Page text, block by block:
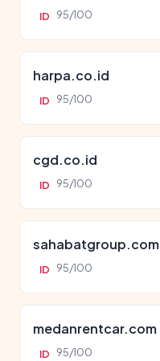
ID 95/100
harpa.co.id
ID 95/100
cgd.co.id
ID 95/100
sahabatgroup.com
ID 95/100
medanrentcar.com
ID 95/100